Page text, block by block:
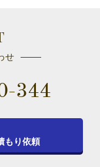
せ
344
もり依頼